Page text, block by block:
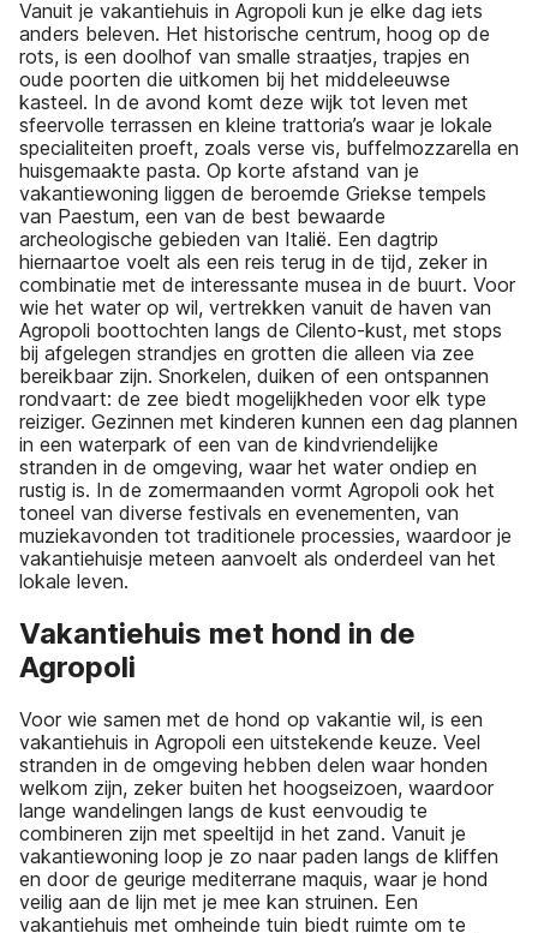
Vanuit je vakantiehuis in Agropoli kun je elke dag iets
anders beleven. Het historische centrum, hoog op de
rots, is een doolhof van smalle straatjes, trapjes en
oude poorten die uitkomen bij het middeleeuwse
kasteel. In de avond komt deze wijk tot leven met
sfeervolle terrassen en kleine trattoria’s waar je lokale
specialiteiten proeft, zoals verse vis, buffelmozzarella en
huisgemaakte pasta. Op korte afstand van je
vakantiewoning liggen de beroemde Griekse tempels
van Paestum, een van de best bewaarde
archeologische gebieden van Italië. Een dagtrip
hiernaartoe voelt als een reis terug in de tijd, zeker in
combinatie met de interessante musea in de buurt. Voor
wie het water op wil, vertrekken vanuit de haven van
Agropoli boottochten langs de Cilento-kust, met stops
bij afgelegen strandjes en grotten die alleen via zee
bereikbaar zijn. Snorkelen, duiken of een ontspannen
rondvaart: de zee biedt mogelijkheden voor elk type
reiziger. Gezinnen met kinderen kunnen een dag plannen
in een waterpark of een van de kindvriendelijke
stranden in de omgeving, waar het water ondiep en
rustig is. In de zomermaanden vormt Agropoli ook het
toneel van diverse festivals en evenementen, van
muziekavonden tot traditionele processies, waardoor je
vakantiehuisje meteen aanvoelt als onderdeel van het
lokale leven.
Vakantiehuis met hond in de
Agropoli
Voor wie samen met de hond op vakantie wil, is een
vakantiehuis in Agropoli een uitstekende keuze. Veel
stranden in de omgeving hebben delen waar honden
welkom zijn, zeker buiten het hoogseizoen, waardoor
lange wandelingen langs de kust eenvoudig te
combineren zijn met speeltijd in het zand. Vanuit je
vakantiewoning loop je zo naar paden langs de kliffen
en door de geurige mediterrane maquis, waar je hond
veilig aan de lijn met je mee kan struinen. Een
vakantiehuis met omheinde tuin biedt ruimte om te